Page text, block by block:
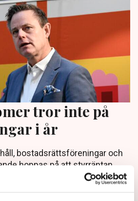
tror inte på
i år
bostadsrättsföreningar och
hoppas på att styrräntan
år. Det tror både statliga
och Wallenbergsfärens